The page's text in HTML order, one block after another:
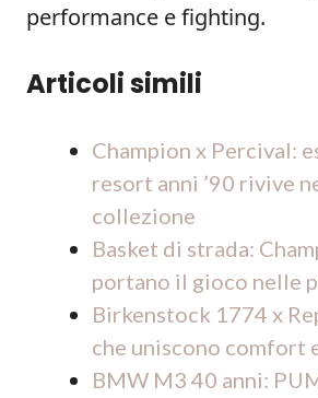
performance e fighting.
Articoli simili
Champion x Percival:
resort anni ’90 rivive
collezione
Basket di strada:
portano il gioco nelle
Birkenstock 1774 x
che uniscono comfort
BMW M3 40 anni: